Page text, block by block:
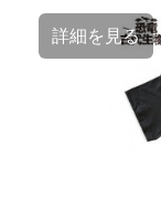
詳細を見る